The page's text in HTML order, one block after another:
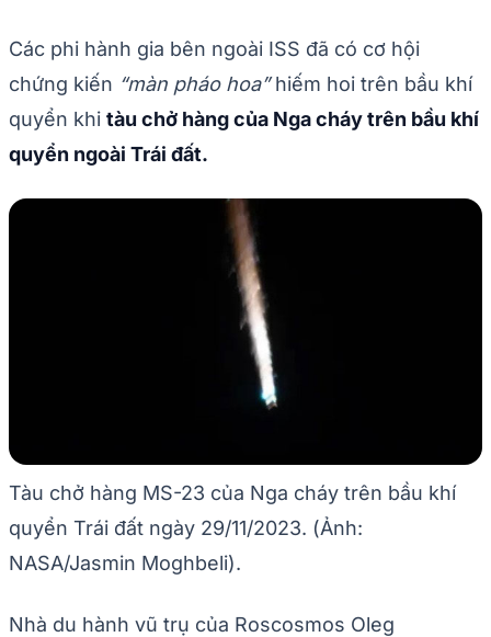
Các phi hành gia bên ngoài ISS đã có cơ hội
chứng kiến “màn pháo hoa”hiếm hoi trên bầu khí
quyển khi tàu chở hàng của Nga cháy trên bầu khí
quyển ngoài Trái đất.
Tàu chở hàng MS-23 của Nga cháy trên bầu khí
quyển Trái đất ngày 29/11/2023. (Ảnh:
NASA/Jasmin Moghbeli).
Nhà du hành vũ trụ của Roscosmos Oleg